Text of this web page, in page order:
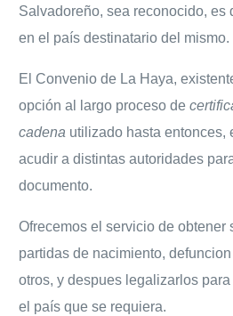
Salvadoreño, sea reconocido, es
en el país destinatario del mismo.
El Convenio de La Haya,
opción al largo proceso de
cadena utilizado hasta entonces,
acudir a distintas autoridades
documento.
Ofrecemos el servicio de obtener
partidas de nacimiento,
otros, y despues legalizarlos
el país que se requiera.